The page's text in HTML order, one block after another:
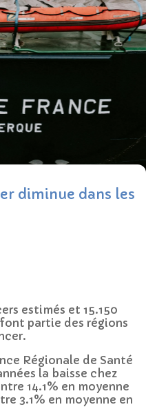
diminue dans les
estimés et 15.150
partie des régions
Régionale de Santé
la baisse chez
14.1% en moyenne
3.1% en moyenne en